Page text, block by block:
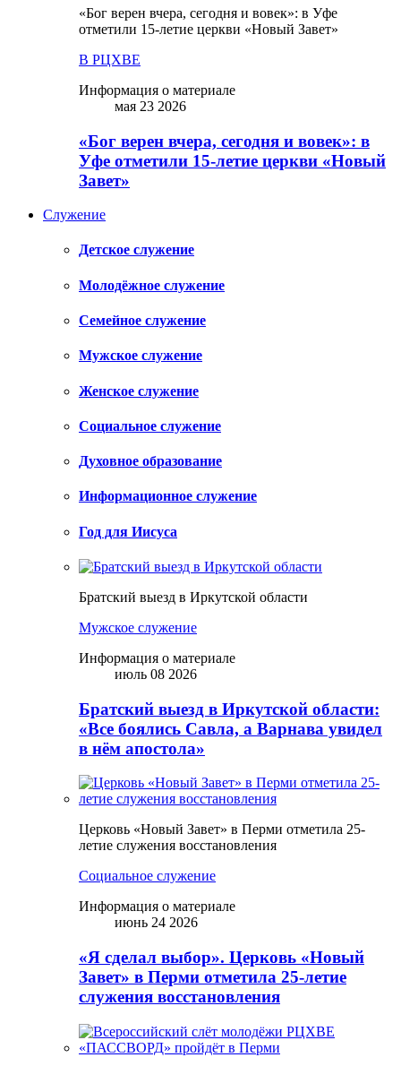
«Бог верен вчера, сегодня и вовек»: в Уфе
отметили 15-летие церкви «Новый Завет»
В РЦХВЕ
Информация о материале
мая 23 2026
«Бог верен вчера, сегодня и вовек»: в
Уфе отметили 15-летие церкви «Новый
Завет»
Служение
Детское служение
Молодёжное служение
Семейное служение
Мужское служение
Женское служение
Социальное служение
Духовное образование
Информационное служение
Год для Иисуса
Братский выезд в Иркутской области
Мужское служение
Информация о материале
июль 08 2026
Братский выезд в Иркутской области:
«Все боялись Савла, а Варнава увидел
в нём апостола»
Церковь «Новый Завет» в Перми отметила 25-
летие служения восстановления
Социальное служение
Информация о материале
июнь 24 2026
«Я сделал выбор». Церковь «Новый
Завет» в Перми отметила 25-летие
служения восстановления